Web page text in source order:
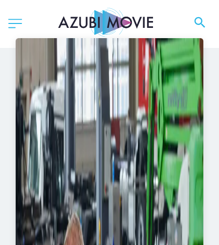
Berufseinstieg
Vom Abi direkt in die Karriere!
20.11.2025 TONI MAURER GMBH & CO KG
Vom Abi direkt in die
Karriere!
Du hast dein Abi in der Tasche, liebst
Technik und willst nicht jahrelang im
Hörsaal sitzen? Dann istAbi + Autogenau
dein Weg! Das innovative
Ausbildungsprojekt der Kfz-Innung
München-Oberbayern bringt dich in nur drei
Jahren vom Schulabschluss zum
Kfz-
Technikermeister – und das mit jeder